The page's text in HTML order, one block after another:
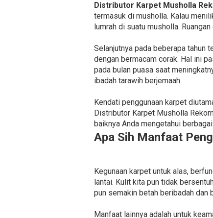
Distributor Karpet Musholla
termasuk di musholla. Kalau
lumrah di suatu musholla.
Selanjutnya pada beberapa tahun
dengan bermacam corak. Hal ini
pada bulan puasa saat
ibadah tarawih berjemaah.
Kendati penggunaan karpet
Distributor Karpet Musholla
baiknya Anda mengetahui
Apa Sih Manfaat
Kegunaan karpet untuk alas,
lantai. Kulit kita pun tidak
pun semakin betah beribadah dan
Manfaat lainnya adalah untuk